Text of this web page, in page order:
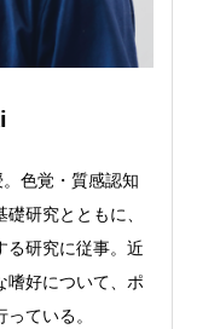
色覚・質感認知
研究とともに、
る研究に従事。近
嗜好について、ポ
ている。